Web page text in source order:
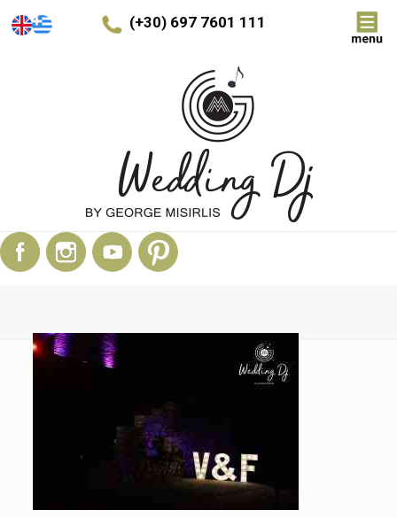
(+30) 697 7601 111